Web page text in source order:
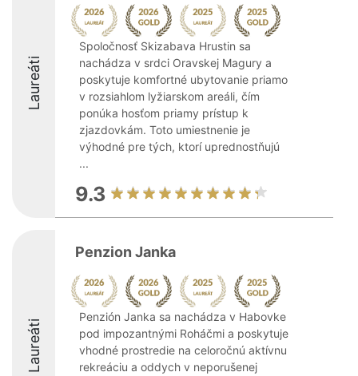
Laureáti
Spoločnosť Skizabava Hrustin sa
nachádza v srdci Oravskej Magury a
poskytuje komfortné ubytovanie priamo
v rozsiahlom lyžiarskom areáli, čím
ponúka hosťom priamy prístup k
zjazdovkám. Toto umiestnenie je
výhodné pre tých, ktorí uprednostňujú
...
9.3
Laureáti
Penzion Janka
Penzión Janka sa nachádza v Habovke
pod impozantnými Roháčmi a poskytuje
vhodné prostredie na celoročnú aktívnu
rekreáciu a oddych v neporušenej